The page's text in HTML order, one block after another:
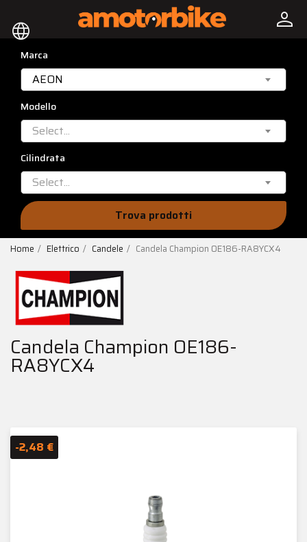
language person
Marca
AEON
Modello
Select...
Cilindrata
Select...
Trova prodotti
Home Elettrico Candele Candela Champion OE186-RA8YCX4
Candela Champion OE186-
RA8YCX4
-2,48 €